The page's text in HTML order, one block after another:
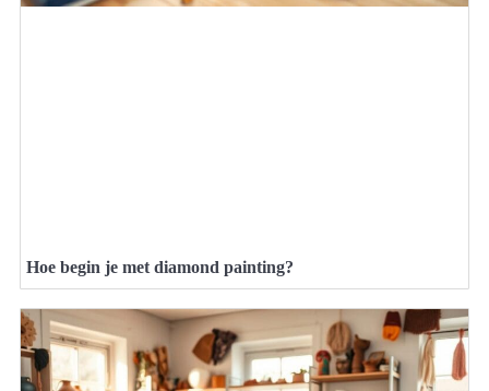
Hoe begin je met diamond painting?